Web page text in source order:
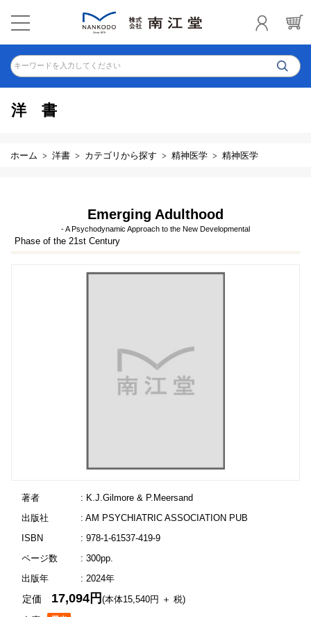
キーワードを入力してください
洋書
ホーム 洋書 カテゴリから探す 精神医学 精神医学
Emerging Adulthood
- A Psychodynamic Approach to the New Developmental
Phase of the 21st Century
著者
: K.J.Gilmore & P.Meersand
出版社
: AM PSYCHIATRIC ASSOCIATION PUB
ISBN
: 978-1-61537-419-9
ページ数
: 300pp.
出版年
: 2024年
定価 17,094円(本体15,540円 ＋ 税)